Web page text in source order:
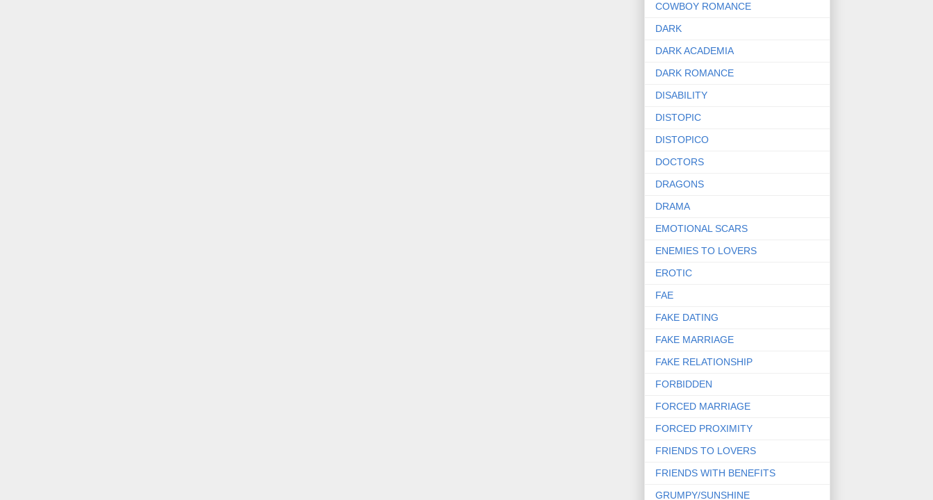
COWBOY ROMANCE
DARK
DARK ACADEMIA
DARK ROMANCE
DISABILITY
DISTOPIC
DISTOPICO
DOCTORS
DRAGONS
DRAMA
EMOTIONAL SCARS
ENEMIES TO LOVERS
EROTIC
FAE
FAKE DATING
FAKE MARRIAGE
FAKE RELATIONSHIP
FORBIDDEN
FORCED MARRIAGE
FORCED PROXIMITY
FRIENDS TO LOVERS
FRIENDS WITH BENEFITS
GRUMPY/SUNSHINE